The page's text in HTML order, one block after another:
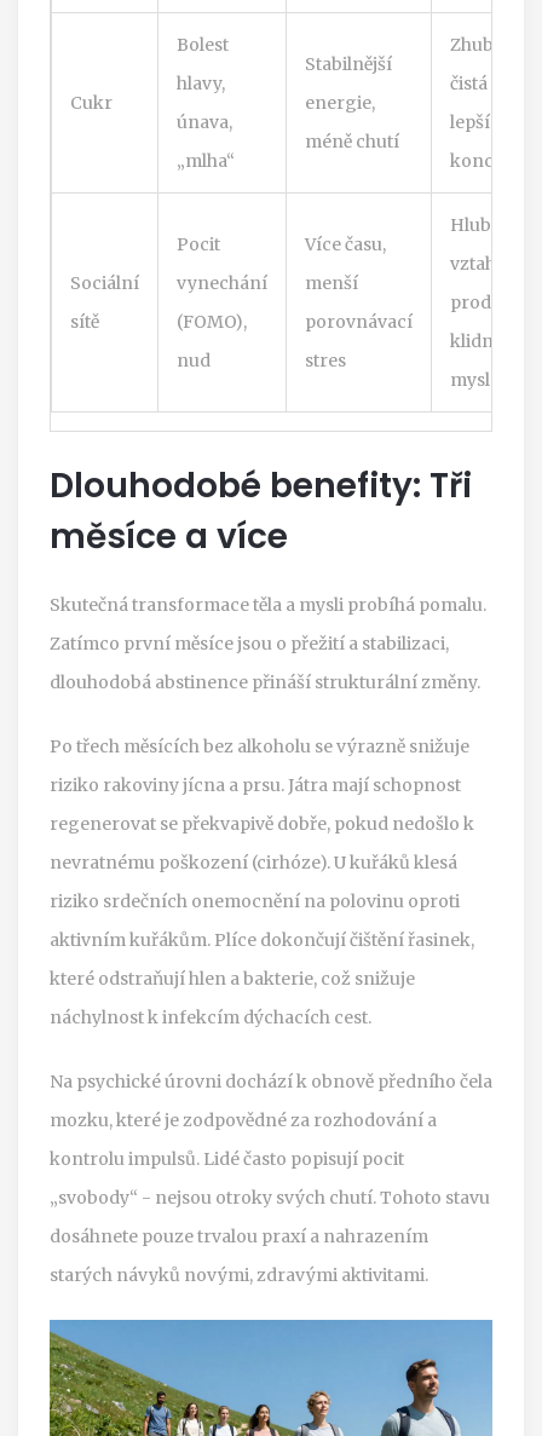
Cukr
Bolest
hlavy,
únava,
„mlha“
Stabilnější
energie,
méně chutí
Zhubnutí,
čistá pleť,
lepší
Sociální
sítě
Pocit
vynechání
(FOMO),
nud
Více času,
menší
porovnávací
stres
Hlubší
vztahy,
klidnější
mysl
Dlouhodobé benefity: Tři
měsíce a více
Skutečná transformace těla a mysli probíhá pomalu.
Zatímco první měsíce jsou o přežití a stabilizaci,
dlouhodobá abstinence přináší strukturální změny.
Po třech měsících bez alkoholu se výrazně snižuje
riziko rakoviny jícna a prsu. Játra mají schopnost
regenerovat se překvapivě dobře, pokud nedošlo k
nevratnému poškození (cirhóze). U kuřáků klesá
riziko srdečních onemocnění na polovinu oproti
aktivním kuřákům. Plíce dokončují čištění řasinek,
které odstraňují hlen a bakterie, což snižuje
náchylnost k infekcím dýchacích cest.
Na psychické úrovni dochází k obnově předního čela
mozku, které je zodpovědné za rozhodování a
kontrolu impulsů. Lidé často popisují pocit
„svobody“ - nejsou otroky svých chutí. Tohoto stavu
dosáhnete pouze trvalou praxí a nahrazením
starých návyků novými, zdravými aktivitami.